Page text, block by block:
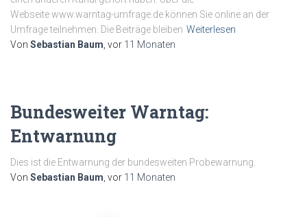
Webseite www.warntag-umfrage.de können Sie online an der
Umfrage teilnehmen. Die Beiträge bleiben Weiterlesen
Von Sebastian Baum , vor 11 Monaten
Bundesweiter Warntag:
Entwarnung
Dies ist die Entwarnung der bundesweiten Probewarnung.
Von Sebastian Baum , vor 11 Monaten